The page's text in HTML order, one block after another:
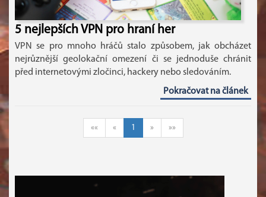
5 nejlepších VPN pro hraní her
VPN se pro mnoho hráčů stalo způsobem, jak obcházet
nejrůznější geolokační omezení či se jednoduše chránit
před internetovými zločinci, hackery nebo sledováním.
Pokračovat na článek
«« « 1 » »»